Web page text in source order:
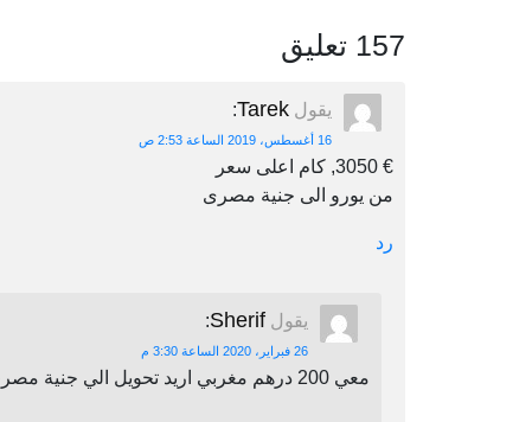
157 تعليق
يقول Tarek
:
16 أغسطس، 2019 الساعة 2:53 ص
€ 3050, كام اعلى سعر
من يورو الى جنية مصرى
رد
يقول Sherif
:
26 فبراير، 2020 الساعة 3:30 م
معي 200 درهم مغربي اريد تحويل الي جنية مصري اين يمكنني أن احول